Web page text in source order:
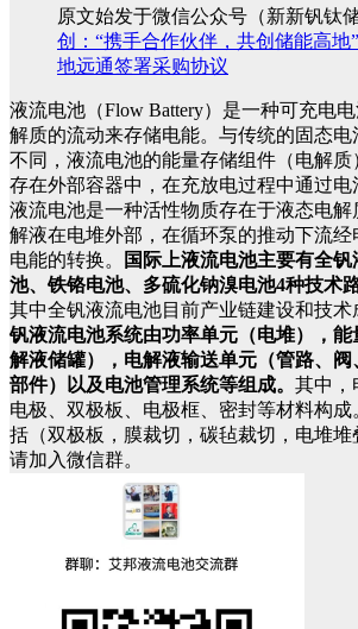
原文始发于微信公众号（新新钒钛
创：“携手合作伙伴，共创储能高地
地远通签署采购协议
液流电池（Flow Battery）是一种可充电
解质的流动来存储电能。与传统的固态电
不同，液流电池的能量存储组件（电解
存在外部容器中，在充放电过程中通过电
液流电池是一种活性物质存在于液态电
解液在电堆外部，在循环泵的推动下流
电能的转换。
国际上液流电池主要有全
池、铁铬电池、多硫化钠溴电池4种技术路
其中全钒液流电池目前产业链建设和技术
钒液流电池系统由功率单元（电堆），
解液储罐），电解液输送单元（管路、
部件）以及电池管理系统等组成。 其中，
电极、双极板、电极框、密封等材料构
括（双极板，膜裁切，碳毡裁切，电堆堆
请加入微信群。